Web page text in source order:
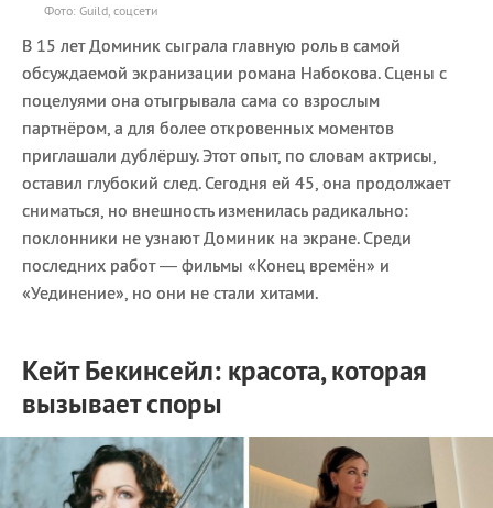
Фото: Guild, соцсети
В 15 лет Доминик сыграла главную роль в самой
обсуждаемой экранизации романа Набокова. Сцены с
поцелуями она отыгрывала сама со взрослым
партнёром, а для более откровенных моментов
приглашали дублёршу. Этот опыт, по словам актрисы,
оставил глубокий след. Сегодня ей 45, она продолжает
сниматься, но внешность изменилась радикально:
поклонники не узнают Доминик на экране. Среди
последних работ — фильмы «Конец времён» и
«Уединение», но они не стали хитами.
Кейт Бекинсейл: красота, которая
вызывает споры